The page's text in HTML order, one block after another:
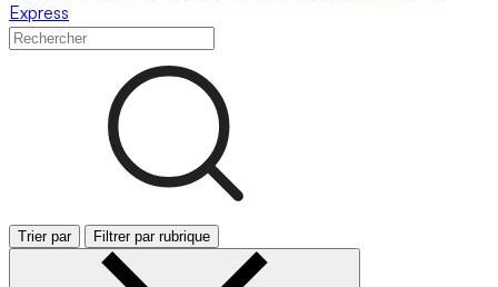
Express
Trier par Filtrer par rubrique